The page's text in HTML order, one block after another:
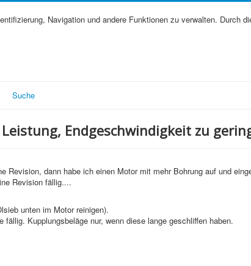
Navigation und andere Funktionen zu verwalten. Durch
Suche
Endgeschwindigkeit zu
dann habe ich einen Motor mit mehr Bohrung auf und
Revision fällig....
unten im Motor reinigen).
Kupplungsbeläge nur, wenn diese lange geschliffen haben.